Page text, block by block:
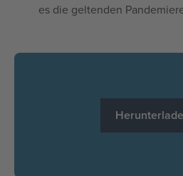
es die geltenden